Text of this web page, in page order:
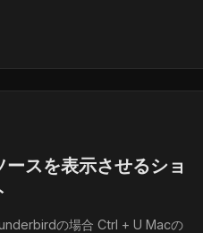
ースを表示させるショ
の場合 Ctrl + U Macの